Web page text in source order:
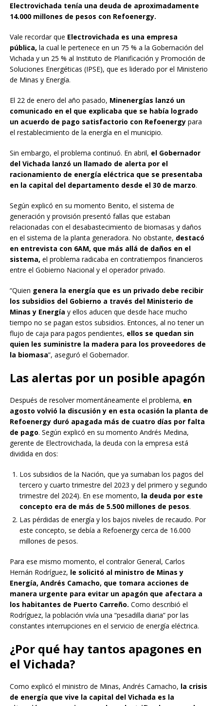
Electrovichada tenía una deuda de aproximadamente
14.000 millones de pesos con Refoenergy.
Vale recordar que Electrovichada es una empresa
pública, la cual le pertenece en un 75 % a la Gobernación del
Vichada y un 25 % al Instituto de Planificación y Promoción de
Soluciones Energéticas (IPSE), que es liderado por el Ministerio
de Minas y Energía.
El 22 de enero del año pasado, Minenergías lanzó un
comunicado en el que explicaba que se había logrado
un acuerdo de pago satisfactorio con Refoenergy para
el restablecimiento de la energía en el municipio.
Sin embargo, el problema continuó. En abril, el Gobernador
del Vichada lanzó un llamado de alerta por el
racionamiento de energía eléctrica que se presentaba
en la capital del departamento desde el 30 de marzo.
Según explicó en su momento Benito, el sistema de
generación y provisión presentó fallas que estaban
relacionadas con el desabastecimiento de biomasas y daños
en el sistema de la planta generadora. No obstante, destacó
en entrevista con 6AM, que más allá de daños en el
sistema, el problema radicaba en contratiempos financieros
entre el Gobierno Nacional y el operador privado.
“Quien genera la energía que es un privado debe recibir
los subsidios del Gobierno a través del Ministerio de
Minas y Energía y ellos aducen que desde hace mucho
tiempo no se pagan estos subsidios. Entonces, al no tener un
flujo de caja para pagos pendientes, ellos se quedan sin
quien les suministre la madera para los proveedores de
la biomasa”, aseguró el Gobernador.
Las alertas por un posible apagón
Después de resolver momentáneamente el problema, en
agosto volvió la discusión y en esta ocasión la planta de
Refoenergy duró apagada más de cuatro días por falta
de pago. Según explicó en su momento Andrés Medina,
gerente de Electrovichada, la deuda con la empresa está
dividida en dos:
Los subsidios de la Nación, que ya sumaban los pagos del
tercero y cuarto trimestre del 2023 y del primero y segundo
trimestre del 2024). En ese momento, la deuda por este
concepto era de más de 5.500 millones de pesos.
Las pérdidas de energía y los bajos niveles de recaudo. Por
este concepto, se debía a Refoenergy cerca de 16.000
millones de pesos.
Para ese mismo momento, el contralor General, Carlos
Hernán Rodríguez, le solicitó al ministro de Minas y
Energía, Andrés Camacho, que tomara acciones de
manera urgente para evitar un apagón que afectara a
los habitantes de Puerto Carreño. Como describió el
Rodríguez, la población vivía una “pesadilla diaria” por las
constantes interrupciones en el servicio de energía eléctrica.
¿Por qué hay tantos apagones en
el Vichada?
Como explicó el ministro de Minas, Andrés Camacho, la crisis
de energía que vive la capital del Vichada es la